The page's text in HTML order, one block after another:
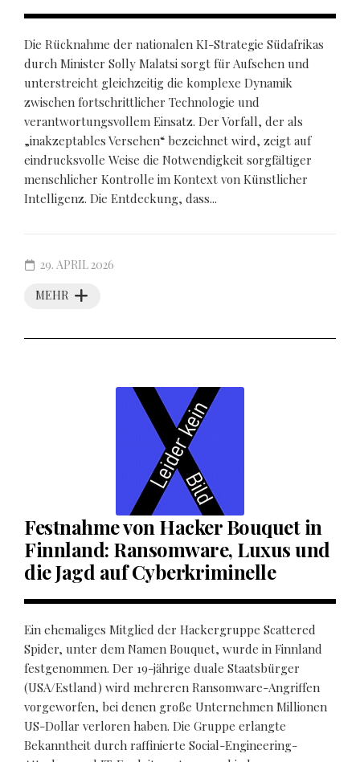
Die Rücknahme der nationalen KI-Strategie Südafrikas
durch Minister Solly Malatsi sorgt für Aufsehen und
unterstreicht gleichzeitig die komplexe Dynamik
zwischen fortschrittlicher Technologie und
verantwortungsvollem Einsatz. Der Vorfall, der als
„inakzeptables Versehen“ bezeichnet wird, zeigt auf
eindrucksvolle Weise die Notwendigkeit sorgfältiger
menschlicher Kontrolle im Kontext von Künstlicher
Intelligenz. Die Entdeckung, dass...
MEHR
29. APRIL 2026
Festnahme von Hacker Bouquet in
Finnland: Ransomware, Luxus und
die Jagd auf Cyberkriminelle
Ein ehemaliges Mitglied der Hackergruppe Scattered
Spider, unter dem Namen Bouquet, wurde in Finnland
festgenommen. Der 19-jährige duale Staatsbürger
(USA/Estland) wird mehreren Ransomware-Angriffen
vorgeworfen, bei denen große Unternehmen Millionen
US-Dollar verloren haben. Die Gruppe erlangte
Bekanntheit durch raffinierte Social-Engineering-